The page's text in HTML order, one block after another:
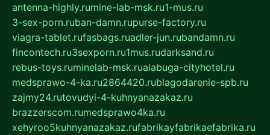
antenna-highly.rumine-lab-msk.ru1-mus.ru
3-sex-porn.ruban-damn.rupurse-factory.ru
viagra-tablet.rufasbags.ruadler-jun.rubandamn.ru
fincontech.ru3sexporn.ru1mus.rudarksand.ru
rebus-toys.ruminelab-msk.rualabuga-cityhotel.ru
medsprawo-4-ka.ru2864420.rublagodarenie-spb.ru
zajmy24.rutovudyi-4-kuhnyanazakaz.ru
brazzerscom.rumedsprawo4ka.ru
xehyroo5kuhnyanazakaz.rufabrikayfabrikaefabrika.ru